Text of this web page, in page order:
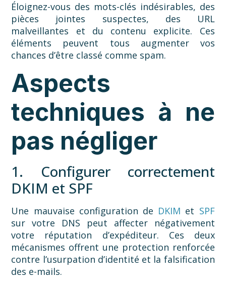
Éloignez-vous des mots-clés indésirables, des
pièces jointes suspectes, des URL
malveillantes et du contenu explicite. Ces
éléments peuvent tous augmenter vos
chances d’être classé comme spam.
Aspects
techniques à ne
pas négliger
1. Configurer correctement
DKIM et SPF
Une mauvaise configuration de DKIM et SPF
sur votre DNS peut affecter négativement
votre réputation d’expéditeur. Ces deux
mécanismes offrent une protection renforcée
contre l’usurpation d’identité et la falsification
des e-mails.